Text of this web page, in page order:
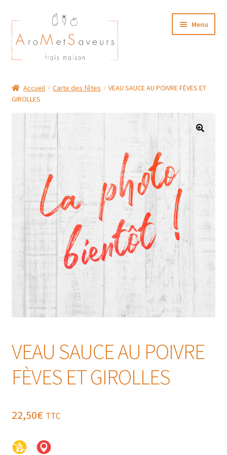
Aller
à
la
navigation
Aller
au
contenu
Menu
Plat du Jour/ Menu Week end
NOS BOUTIQUES
MON COMPTE
Accueil Carte des fêtes
VEAU SAUCE AU POIVRE FÈVES ET
GIROLLES
VEAU SAUCE AU POIVRE
FÈVES ET GIROLLES
22,50€ TTC